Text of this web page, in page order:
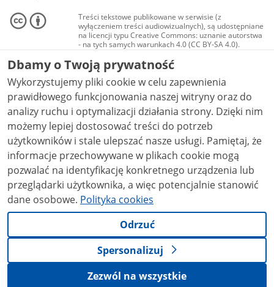
Treści tekstowe publikowane w serwisie (z
wyłączeniem treści audiowizualnych), są udostępniane
na licencji typu Creative Commons: uznanie autorstwa
- na tych samych warunkach 4.0 (CC BY-SA 4.0).
Materiały audiowizualne, w tym zdjęcia, materiały
audio i wideo, są udostępniane na licencji typu
Creative Commons: uznanie autorstwa użycie
niekomercyjne - bez utworów zależnych 4.0 (CC BY-
NC-ND 4.0), o ile nie jest to stwierdzone inaczej.
Dbamy o Twoją prywatność
Wykorzystujemy pliki cookie w celu zapewnienia
prawidłowego funkcjonowania naszej witryny oraz do
analizy ruchu i optymalizacji działania strony. Dzięki nim
możemy lepiej dostosować treści do potrzeb
użytkowników i stale ulepszać nasze usługi. Pamiętaj, że
informacje przechowywane w plikach cookie mogą
pozwalać na identyfikację konkretnego urządzenia lub
przeglądarki użytkownika, a więc potencjalnie stanowić
dane osobowe. Polityka cookies
Odrzuć
Spersonalizuj
Zezwól na wszystkie